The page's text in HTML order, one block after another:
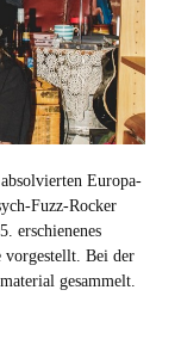
Europa-
Fuzz-Rocker
erschienenes
Bei der
gesammelt.